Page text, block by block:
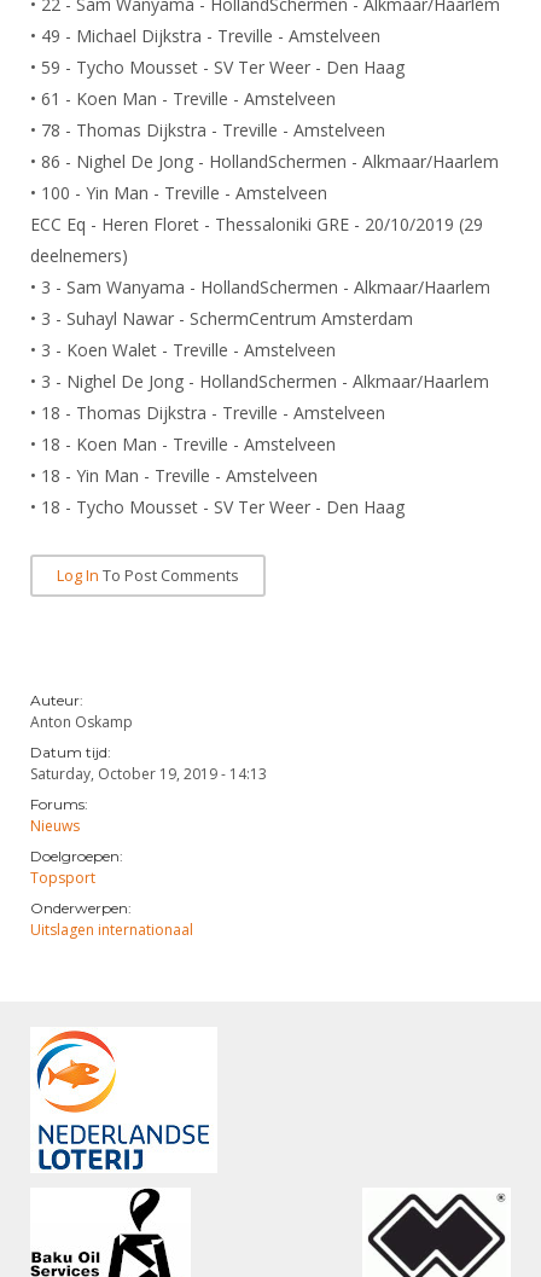
Medewerkers
Samenwerking
Formulieren
Alle Verenigingen
Nieuws
Verenigingsondersteuning
Witte Vlekkenplan
Oprichting Vereniging
Overschrijven leden
KNAS Keurmerk
NK's
JPT
Veteranenwedstrijden
Wedstrijdorganisatie
Nieuws
Aanvragen van scheidsrechters
Scheidsrechterslijst
Import inschrijvingen uit Nahouw
Verwerk wedstrijduitslagen
NK organiseren
Promotie en logo
Voor scheidsrechters
Nieuws
Scheidsrechterslijst
Scheidsrechter Documentatie
Opleidingen
Tuchtzaken
Infotheek
Bibliotheek
ALV
Touché
• 49 - Michael Dijkstra - Treville - Amstelveen
• 59 - Tycho Mousset - SV Ter Weer - Den Haag
• 61 - Koen Man - Treville - Amstelveen
• 78 - Thomas Dijkstra - Treville - Amstelveen
• 86 - Nighel De Jong - HollandSchermen - Alkmaar/Haarlem
• 100 - Yin Man - Treville - Amstelveen
ECC Eq - Heren Floret - Thessaloniki GRE - 20/10/2019 (29
deelnemers)
• 3 - Sam Wanyama - HollandSchermen - Alkmaar/Haarlem
• 3 - Suhayl Nawar - SchermCentrum Amsterdam
• 3 - Koen Walet - Treville - Amstelveen
• 3 - Nighel De Jong - HollandSchermen - Alkmaar/Haarlem
• 18 - Thomas Dijkstra - Treville - Amstelveen
• 18 - Koen Man - Treville - Amstelveen
• 18 - Yin Man - Treville - Amstelveen
• 18 - Tycho Mousset - SV Ter Weer - Den Haag
Log In To Post Comments
Auteur:
Anton Oskamp
Datum tijd:
Saturday, October 19, 2019 - 14:13
Forums:
Nieuws
Doelgroepen:
Topsport
Onderwerpen:
Uitslagen internationaal